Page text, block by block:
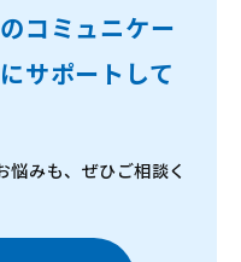
コミュニケー
サポートして
悩みも、ぜひご相談く